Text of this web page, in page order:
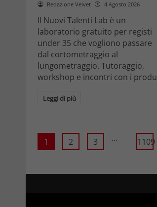
Redazione Velvet 4 Agosto 2026
Il Nuovi Talenti Lab è un
laboratorio gratuito per registi
under 35 che vogliono passare
dal cortometraggio al
lungometraggio. Tutoraggio,
workshop e incontri con i produ
Leggi di più
1 2 3 ... 1109